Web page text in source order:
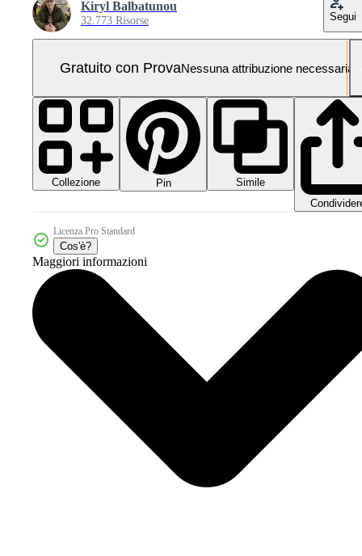
Kiryl Balbatunou
32.773 Risorse Segui
Gratuito con ProvaNessuna attribuzione necessaria
Collezione Pin
Simile
Licenza Pro Standard
Cos'è?
Maggiori informazioni